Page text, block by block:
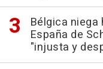
Bélgica niega
España de
"injusta y